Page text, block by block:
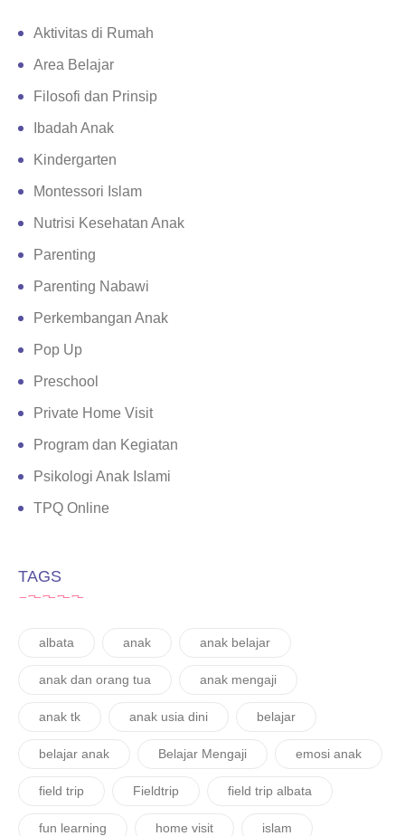
Aktivitas di Rumah
Area Belajar
Filosofi dan Prinsip
Ibadah Anak
Kindergarten
Montessori Islam
Nutrisi Kesehatan Anak
Parenting
Parenting Nabawi
Perkembangan Anak
Pop Up
Preschool
Private Home Visit
Program dan Kegiatan
Psikologi Anak Islami
TPQ Online
TAGS
albata anak anak belajar
anak dan orang tua anak mengaji
anak tk anak usia dini belajar
belajar anak Belajar Mengaji emosi anak
field trip Fieldtrip field trip albata
fun learning home visit islam